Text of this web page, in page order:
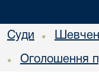
Суди •
• Оголошення